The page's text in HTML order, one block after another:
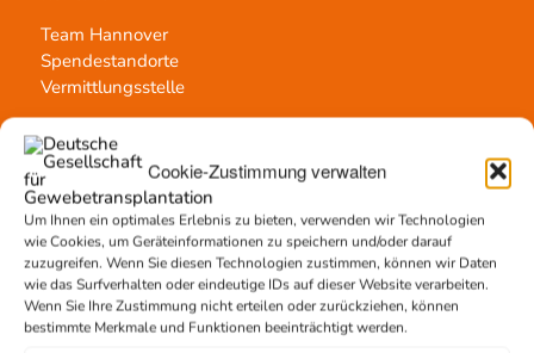
Cookie-Zustimmung verwalten
Um Ihnen ein optimales Erlebnis zu bieten, verwenden wir Technologien
wie Cookies, um Geräteinformationen zu speichern und/oder darauf
zuzugreifen. Wenn Sie diesen Technologien zustimmen, können wir Daten
wie das Surfverhalten oder eindeutige IDs auf dieser Website verarbeiten.
Wenn Sie Ihre Zustimmung nicht erteilen oder zurückziehen, können
bestimmte Merkmale und Funktionen beeinträchtigt werden.
Team Hannover
Spendestandorte
Vermittlungsstelle
Gewebetransplantation
Gewebeprozessierung
Transplantatvermittlung
Transplantat bestellen